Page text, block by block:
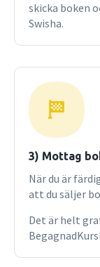
skicka boken
Swisha.
3) Mottag
När du är
att du säljer
Det är helt